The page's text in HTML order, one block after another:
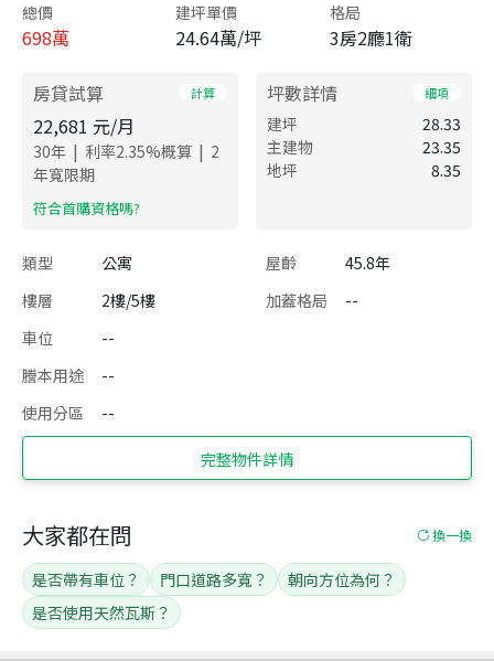
總價
698萬
建坪單價
24.64萬/坪
格局
3房2廳1衛
房貸試算 計算
22,681 元/月
30年 | 利率2.35%概算 | 2
年寬限期
​符合首購資格嗎?
坪數詳情 細項
建坪
28.33
主建物
23.35
地坪
8.35
類型 公寓 屋齡
45.8年
樓層
2樓/5樓 加蓋格局
--
車位
--
謄本用途
--
使用分區
--
完整物件詳情
大家都在問 換一換
是否帶有車位？ 門口道路多寬？
朝向方位為何？
是否使用天然瓦斯？